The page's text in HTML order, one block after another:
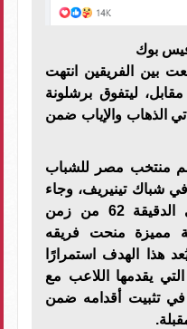
بوك
بين الفريقين انتهت
ليتفوق برشلونة
مباراتي الذهاب والإياب ضمن
منتخب مصر للشباب
شباك تينيريف، وجاء
هدف حمزة عبد الكريم في الدقيقة 62 من زمن
مميزة منحت فريقه
هذا الهدف استمرارًا
يقدمها اللاعب مع
تثبيت أقدامه ضمن